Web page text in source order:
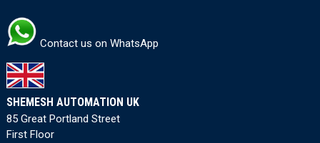
Contact us on WhatsApp
SHEMESH AUTOMATION UK
85 Great Portland Street
First Floor